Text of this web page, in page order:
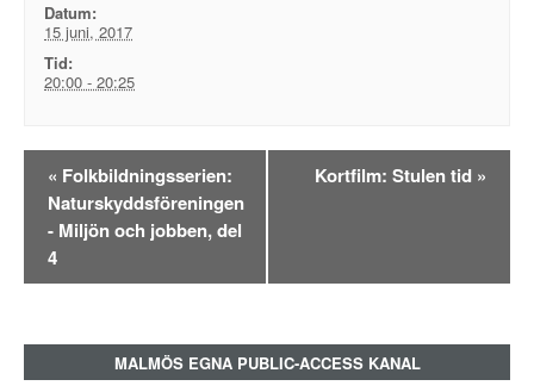
Datum:
15 juni, 2017
Tid:
20:00 - 20:25
Evenemangsnavigation
« Folkbildningsserien:
Naturskyddsföreningen
- Miljön och jobben, del
4
Kortfilm: Stulen tid »
MALMÖS EGNA PUBLIC-ACCESS KANAL